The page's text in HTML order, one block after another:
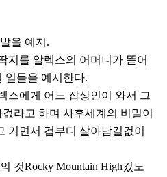
을 예지.
지를 알렉스의 어머니가 뜯어
일들을 예시한다.
스에게 어느 잡상인이 와서 그
라고 하며 사후세계의 비밀이
거면서 겁부디 살아남길겂이
것Rocky Mountain High겄노